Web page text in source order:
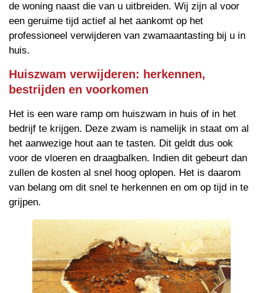
de woning naast die van u uitbreiden. Wij zijn al voor
een geruime tijd actief al het aankomt op het
professioneel verwijderen van zwamaantasting bij u in
huis.
Huiszwam verwijderen: herkennen,
bestrijden en voorkomen
Het is een ware ramp om huiszwam in huis of in het
bedrijf te krijgen. Deze zwam is namelijk in staat om al
het aanwezige hout aan te tasten. Dit geldt dus ook
voor de vloeren en draagbalken. Indien dit gebeurt dan
zullen de kosten al snel hoog oplopen. Het is daarom
van belang om dit snel te herkennen en om op tijd in te
grijpen.